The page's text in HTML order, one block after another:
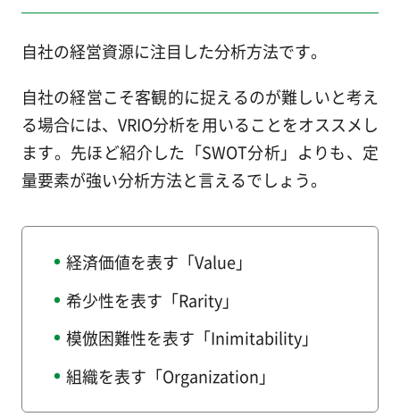
自社の経営資源に注目した分析方法です。
自社の経営こそ客観的に捉えるのが難しいと考え
る場合には、VRIO分析を用いることをオススメし
ます。先ほど紹介した「SWOT分析」よりも、定
量要素が強い分析方法と言えるでしょう。
経済価値を表す「Value」
希少性を表す「Rarity」
模倣困難性を表す「Inimitability」
組織を表す「Organization」